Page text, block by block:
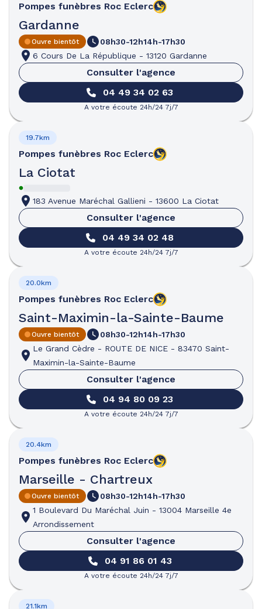
Pompes funèbres Roc Eclerc
Gardanne
Ouvre bientôt 08h30-12h14h-17h30
6 Cours De La République - 13120 Gardanne
Consulter l'agence
04 49 34 02 63
A votre écoute 24h/24 7j/7
Pompes funèbres Roc Eclerc
La Ciotat
19.7km
183 Avenue Maréchal Gallieni - 13600 La Ciotat
Consulter l'agence
04 49 34 02 48
A votre écoute 24h/24 7j/7
Pompes funèbres Roc Eclerc
Saint-Maximin-la-Sainte-Baume
20.0km
Ouvre bientôt 08h30-12h14h-17h30
Le Grand Cèdre - ROUTE DE NICE - 83470 Saint-
Maximin-la-Sainte-Baume
Consulter l'agence
04 94 80 09 23
A votre écoute 24h/24 7j/7
Pompes funèbres Roc Eclerc
Marseille - Chartreux
20.4km
Ouvre bientôt 08h30-12h14h-17h30
1 Boulevard Du Maréchal Juin - 13004 Marseille 4e
Arrondissement
Consulter l'agence
04 91 86 01 43
A votre écoute 24h/24 7j/7
21.1km